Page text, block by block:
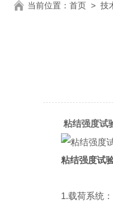
当前位置： 首页 > 技
粘结强度试
粘结强度试
1.载荷系统：